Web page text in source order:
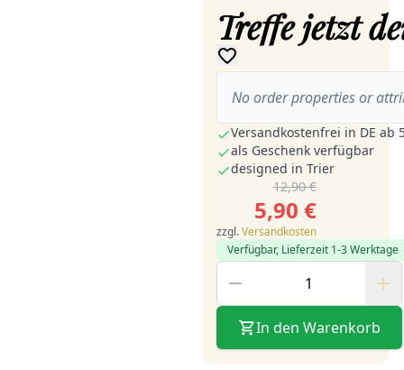
Treffe jetzt
No order properties or
Versandkostenfrei in DE ab
als Geschenk verfügbar
designed in Trier
12,90 €
5,90 €
zzgl.Versandkosten
Verfügbar, Lieferzeit 1-3 Werktage
In den Warenkorb